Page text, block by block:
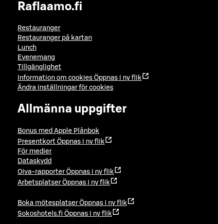
Raflaamo.fi
Restauranger
Restauranger på kartan
Lunch
Evenemang
Tillgänglighet
Information om cookies Öppnas i ny flik
Ändra inställningar för cookies
Allmänna uppgifter
Bonus med Apple Plånbok
Presentkort Öppnas i ny flik
För medier
Dataskydd
Oiva-rapporter Öppnas i ny flik
Arbetsplatser Öppnas i ny flik
Boka mötesplatser Öppnas i ny flik
Sokoshotels.fi Öppnas i ny flik